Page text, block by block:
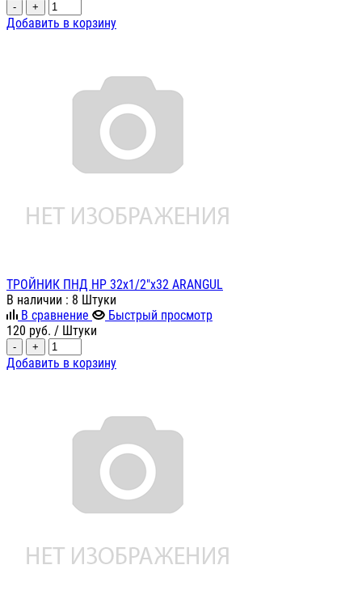
- +
Добавить в корзину
ТРОЙНИК ПНД НР 32х1/2"х32 ARANGUL
В наличии : 8 Штуки
В сравнение
Быстрый просмотр
120 руб. / Штуки
- +
Добавить в корзину